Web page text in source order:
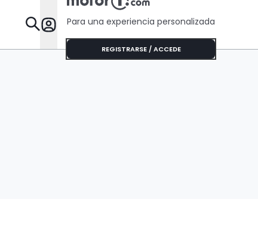
Para una experiencia personalizada
REGISTRARSE / ACCEDE